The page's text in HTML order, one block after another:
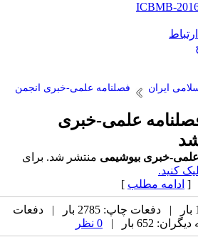
ایران فصلنامه علمی-خبری انجمن
علمی-خبری
خبری بیوشیمیمنتشر شد. برای
کنید.
ادامه مطلب]
دفعات مشاهده: 16770 بار | دفعات چاپ: 2785 بار | دفعات
652 بار |